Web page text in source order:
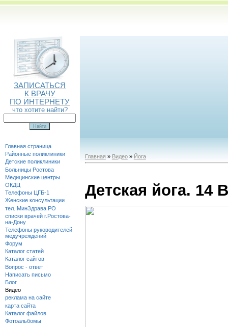
ЗАПИСАТЬСЯ
К ВРАЧУ
ПО ИНТЕРНЕТУ
что хотите найти?
Главная страница
Районные поликлиники
Детские поликлиники
Больницы Ростова
Медицинские центры
ОКДЦ
Телефоны ЦГБ-1
Женские консультации
тел. МинЗдрава РО
списки врачей г.Ростова-
на-Дону
Телефоны руководителей
медучреждений
Форум
Каталог статей
Каталог сайтов
Вопрос - ответ
Написать письмо
Блог
Видео
реклама на сайте
карта сайта
Каталог файлов
Фотоальбомы
Главная » Видео» Йога
Детская йога. 14